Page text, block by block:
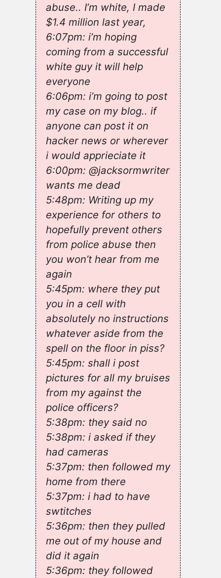
abuse.. I’m white, I made
$1.4 million last year,
6:07pm: i’m hoping
coming from a successful
white guy it will help
everyone
6:06pm: i’m going to post
my case on my blog.. if
anyone can post it on
hacker news or wherever
i would apprieciate it
6:00pm: @jacksormwriter
wants me dead
5:48pm: Writing up my
experience for others to
hopefully prevent others
from police abuse then
you won’t hear from me
again
5:45pm: where they put
you in a cell with
absolutely no instructions
whatever aside from the
spell on the floor in piss?
5:45pm: shall i post
pictures for all my bruises
from my against the
police officers?
5:38pm: they said no
5:38pm: i asked if they
had cameras
5:37pm: then followed my
home from there
5:37pm: i had to have
swtitches
5:36pm: then they pulled
me out of my house and
did it again
5:36pm: they followed